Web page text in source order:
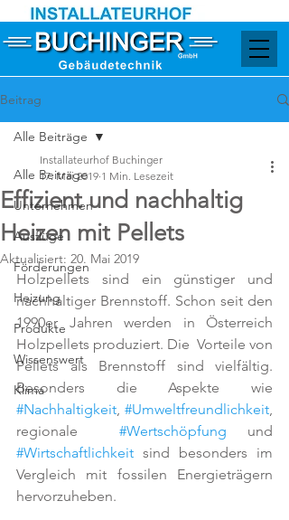
Beitrag
Alle Beiträge
Unternehmen
Ausflüge
Förderungen
Heizung
Produkte
Wissenswert
Klima
Alle Beiträge
Effizient und nachhaltig
Heizen mit Pellets
Installateurhof Buchinger
17. Mai 2019 1 Min. Lesezeit
Aktualisiert: 20. Mai 2019
Holzpellets sind ein günstiger und
nachhaltiger Brennstoff. Schon seit den
1990er Jahren werden in Österreich
Holzpellets produziert. Die  Vorteile von
Pellets als Brennstoff sind vielfältig.
#Nachhaltigkeit, #Umweltfreundlichkeit,
regionale #Wertschöpfung
#Wirtschaftlichkeit sind besonders im
Vergleich mit fossilen Energieträgern
hervorzuheben.